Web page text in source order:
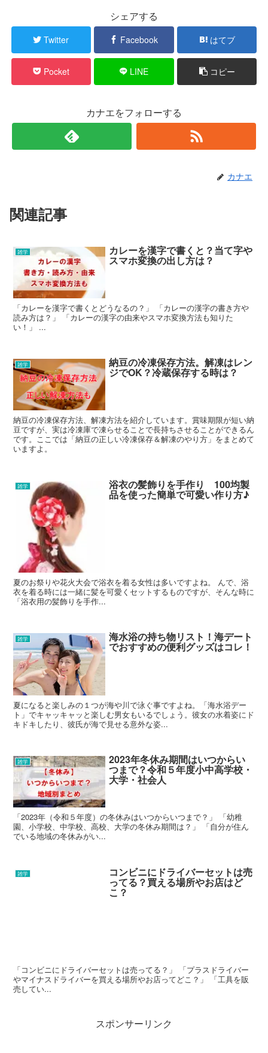
シェアする
Twitter Facebook はてブ
Pocket LINE コピー
カナエをフォローする
カナエ
関連記事
雑学 カレーを漢字で書くと？当て字や
スマホ変換の出し方は？
「カレーを漢字で書くとどうなるの？」 「カレーの漢字の書き方や
読み方は？」 「カレーの漢字の由来やスマホ変換方法も知りた
い！」 ...
雑学 納豆の冷凍保存方法。解凍はレン
ジでOK？冷蔵保存する時は？
納豆の冷凍保存方法、解凍方法を紹介しています。賞味期限が短い納
豆ですが、実は冷凍庫で凍らせることで長持ちさせることができるん
です。ここでは「納豆の正しい冷凍保存＆解凍のやり方」をまとめて
いますよ。
雑学 浴衣の髪飾りを手作り 100均製
品を使った簡単で可愛い作り方♪
夏のお祭りや花火大会で浴衣を着る女性は多いですよね。 んで、浴
衣を着る時には一緒に髪を可愛くセットするものですが、そんな時に
「浴衣用の髪飾りを手作...
雑学 海水浴の持ち物リスト！海デート
でおすすめの便利グッズはコレ！
夏になると楽しみの１つが海や川で泳ぐ事ですよね。「海水浴デー
ト」でキャッキャッと楽しむ男女もいるでしょう。彼女の水着姿にド
キドキしたり、彼氏が海で見せる意外な姿...
雑学 2023年冬休み期間はいつからい
つまで？令和５年度小中高学校・
大学・社会人
「2023年（令和５年度）の冬休みはいつからいつまで？」 「幼稚
園、小学校、中学校、高校、大学の冬休み期間は？」 「自分が住ん
でいる地域の冬休みがい...
雑学 コンビニにドライバーセットは売
ってる？買える場所やお店はど
こ？
「コンビニにドライバーセットは売ってる？」 「プラスドライバー
やマイナスドライバーを買える場所やお店ってどこ？」 「工具を販
売してい...
スポンサーリンク